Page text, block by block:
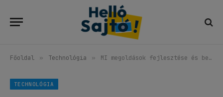
Főoldal » Technológia » MI megoldások fejlesztése és beépítése digitális oktatási platformba
TECHNOLÓGIA